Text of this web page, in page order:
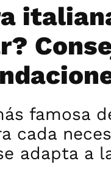
famosa
cada
adapta a